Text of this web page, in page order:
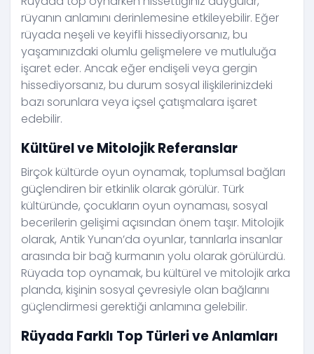
rüyanın anlamını derinlemesine etkileyebilir. Eğer
rüyada neşeli ve keyifli hissediyorsanız, bu
yaşamınızdaki olumlu gelişmelere ve mutluluğa
işaret eder. Ancak eğer endişeli veya gergin
hissediyorsanız, bu durum sosyal ilişkilerinizdeki
bazı sorunlara veya içsel çatışmalara işaret
edebilir.
Kültürel ve Mitolojik Referanslar
Birçok kültürde oyun oynamak, toplumsal bağları
güçlendiren bir etkinlik olarak görülür. Türk
kültüründe, çocukların oyun oynaması, sosyal
becerilerin gelişimi açısından önem taşır. Mitolojik
olarak, Antik Yunan’da oyunlar, tanrılarla insanlar
arasında bir bağ kurmanın yolu olarak görülürdü.
Rüyada top oynamak, bu kültürel ve mitolojik arka
planda, kişinin sosyal çevresiyle olan bağlarını
güçlendirmesi gerektiği anlamına gelebilir.
Rüyada Farklı Top Türleri ve Anlamları